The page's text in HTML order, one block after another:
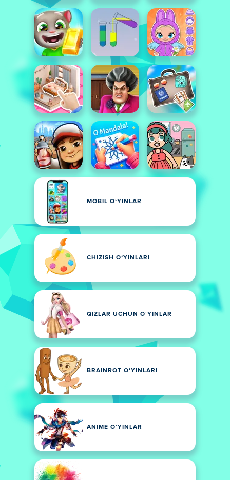
MOBIL OʻYINLAR
CHIZISH OʻYINLARI
QIZLAR UCHUN OʻYINLAR
BRAINROT OʻYINLARI
ANIME OʻYINLAR